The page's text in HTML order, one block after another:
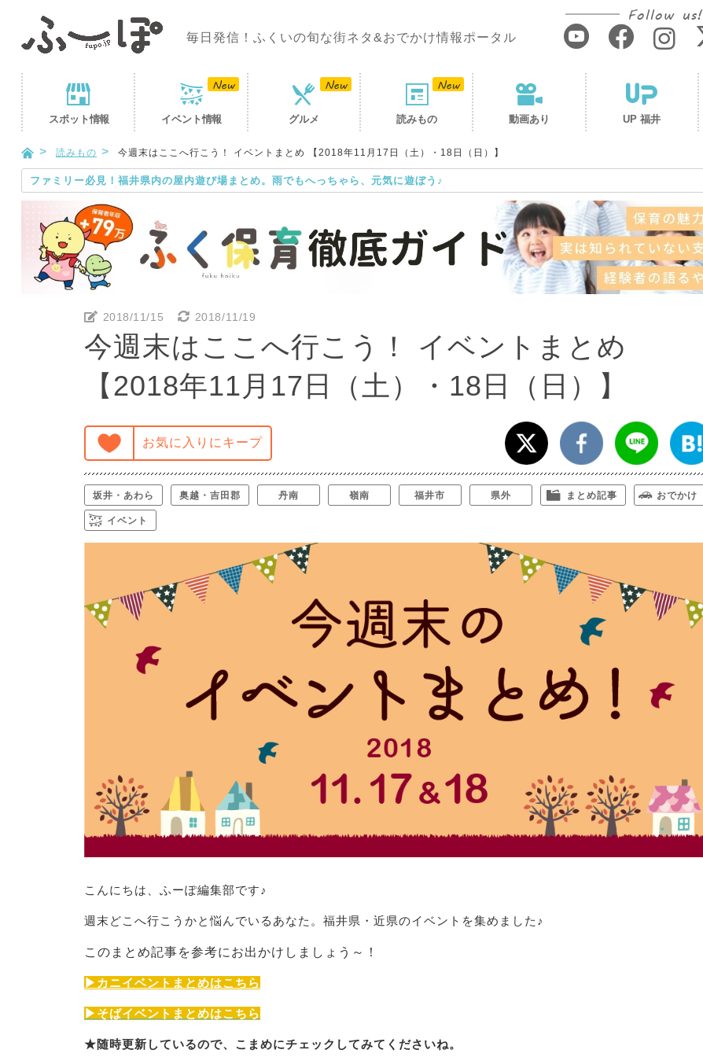
毎日発信！ふくいの旬な街ネタ&おでかけ情報ポータル
Follow us!
スポット情報 イベント情報 グルメ 読みもの 動画あり UP 福井
読みもの 今週末はここへ行こう！ イベントまとめ 【2018年11月17日（土）・18日（日）】
ファミリー必見！福井県内の屋内遊び場まとめ。雨でもへっちゃら、元気に遊ぼう♪
2018/11/15 2018/11/19
今週末はここへ行こう！ イベントまとめ
【2018年11月17日（土）・18日（日）】
お気に入りにキープ
坂井・あわら 奥越・吉田郡 丹南 嶺南 福井市 県外 まとめ記事 おでかけ
イベント
こんにちは、ふーぽ編集部です♪
週末どこへ行こうかと悩んでいるあなた。福井県・近県のイベントを集めました♪
このまとめ記事を参考にお出かけしましょう～！
▶カニイベントまとめはこちら
▶そばイベントまとめはこちら
★随時更新しているので、こまめにチェックしてみてくださいね。